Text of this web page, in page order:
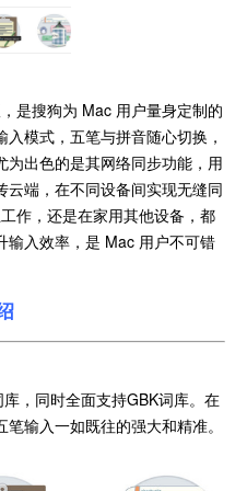
是搜狗为 Mac 用户量身定制的
模式，五笔与拼音随心切换，
出色的是其网络同步功能，用
云端，在不同设备间实现无缝同
作，还是在家用其他设备，都
输入效率，是 Mac 用户不可错
，同时全面支持GBK词库。在
输入一如既往的强大和精准。